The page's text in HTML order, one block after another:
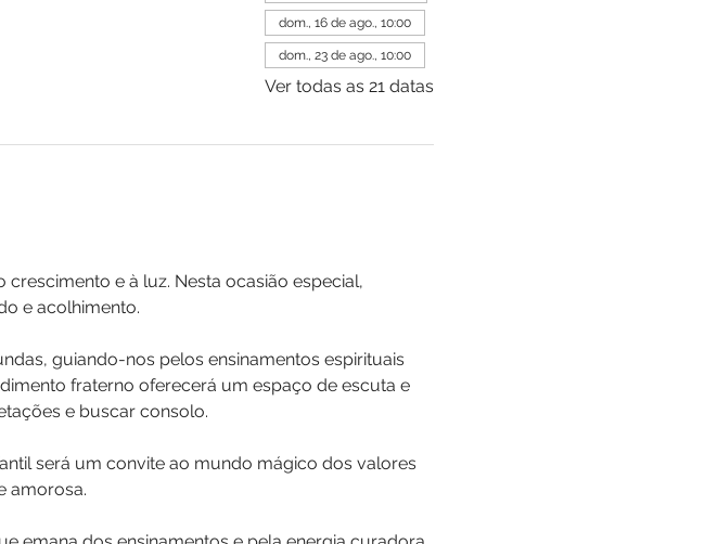
dom., 16 de ago., 10:00
dom., 23 de ago., 10:00
Ver todas as 21 datas
e à luz. Nesta ocasião especial,
e acolhimento.
guiando-nos pelos ensinamentos espirituais
fraterno oferecerá um espaço de escuta e
e buscar consolo.
será um convite ao mundo mágico dos valores
amorosa.